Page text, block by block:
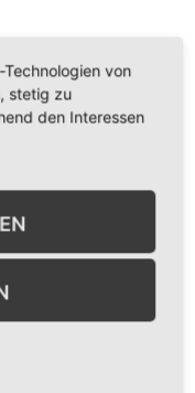
von
stetig zu
den Interessen